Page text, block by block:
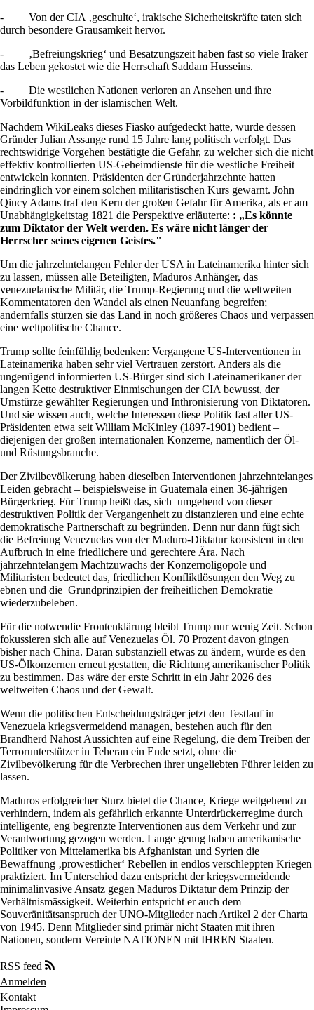
- Von der CIA ‚geschulte‘, irakische Sicherheitskräfte taten sich
durch besondere Grausamkeit hervor.
- ‚Befreiungskrieg‘ und Besatzungszeit haben fast so viele Iraker
das Leben gekostet wie die Herrschaft Saddam Husseins.
- Die westlichen Nationen verloren an Ansehen und ihre
Vorbildfunktion in der islamischen Welt.
Nachdem WikiLeaks dieses Fiasko aufgedeckt hatte, wurde dessen
Gründer Julian Assange rund 15 Jahre lang politisch verfolgt. Das
rechtswidrige Vorgehen bestätigte die Gefahr, zu welcher sich die nicht
effektiv kontrollierten US-Geheimdienste für die westliche Freiheit
entwickeln konnten. Präsidenten der Gründerjahrzehnte hatten
eindringlich vor einem solchen militaristischen Kurs gewarnt. John
Qincy Adams traf den Kern der großen Gefahr für Amerika, als er am
Unabhängigkeitstag 1821 die Perspektive erläuterte: : „Es könnte
zum Diktator der Welt werden. Es wäre nicht länger der
Herrscher seines eigenen Geistes."
Um die jahrzehntelangen Fehler der USA in Lateinamerika hinter sich
zu lassen, müssen alle Beteiligten, Maduros Anhänger, das
venezuelanische Militär, die Trump-Regierung und die weltweiten
Kommentatoren den Wandel als einen Neuanfang begreifen;
andernfalls stürzen sie das Land in noch größeres Chaos und verpassen
eine weltpolitische Chance.
Trump sollte feinfühlig bedenken: Vergangene US-Interventionen in
Lateinamerika haben sehr viel Vertrauen zerstört. Anders als die
ungenügend informierten US-Bürger sind sich Lateinamerikaner der
langen Kette destruktiver Einmischungen der CIA bewusst, der
Umstürze gewählter Regierungen und Inthronisierung von Diktatoren.
Und sie wissen auch, welche Interessen diese Politik fast aller US-
Präsidenten etwa seit William McKinley (1897-1901) bedient –
diejenigen der großen internationalen Konzerne, namentlich der Öl-
und Rüstungsbranche.
Der Zivilbevölkerung haben dieselben Interventionen jahrzehntelanges
Leiden gebracht – beispielsweise in Guatemala einen 36-jährigen
Bürgerkrieg. Für Trump heißt das, sich umgehend von dieser
destruktiven Politik der Vergangenheit zu distanzieren und eine echte
demokratische Partnerschaft zu begründen. Denn nur dann fügt sich
die Befreiung Venezuelas von der Maduro-Diktatur konsistent in den
Aufbruch in eine friedlichere und gerechtere Ära. Nach
jahrzehntelangem Machtzuwachs der Konzernoligopole und
Militaristen bedeutet das, friedlichen Konfliktlösungen den Weg zu
ebnen und die Grundprinzipien der freiheitlichen Demokratie
wiederzubeleben.
Für die notwendie Frontenklärung bleibt Trump nur wenig Zeit. Schon
fokussieren sich alle auf Venezuelas Öl. 70 Prozent davon gingen
bisher nach China. Daran substanziell etwas zu ändern, würde es den
US-Ölkonzernen erneut gestatten, die Richtung amerikanischer Politik
zu bestimmen. Das wäre der erste Schritt in ein Jahr 2026 des
weltweiten Chaos und der Gewalt.
Wenn die politischen Entscheidungsträger jetzt den Testlauf in
Venezuela kriegsvermeidend managen, bestehen auch für den
Brandherd Nahost Aussichten auf eine Regelung, die dem Treiben der
Terrorunterstützer in Teheran ein Ende setzt, ohne die
Zivilbevölkerung für die Verbrechen ihrer ungeliebten Führer leiden zu
lassen.
Maduros erfolgreicher Sturz bietet die Chance, Kriege weitgehend zu
verhindern, indem als gefährlich erkannte Unterdrückerregime durch
intelligente, eng begrenzte Interventionen aus dem Verkehr und zur
Verantwortung gezogen werden. Lange genug haben amerikanische
Politiker von Mittelamerika bis Afghanistan und Syrien die
Bewaffnung ‚prowestlicher‘ Rebellen in endlos verschleppten Kriegen
praktiziert. Im Unterschied dazu entspricht der kriegsvermeidende
minimalinvasive Ansatz gegen Maduros Diktatur dem Prinzip der
Verhältnismässigkeit. Weiterhin entspricht er auch dem
Souveränitätsanspruch der UNO-Mitglieder nach Artikel 2 der Charta
von 1945. Denn Mitglieder sind primär nicht Staaten mit ihren
Nationen, sondern Vereinte NATIONEN mit IHREN Staaten.
RSS feed
User
account
Anmelden
Fußzeile
Kontakt